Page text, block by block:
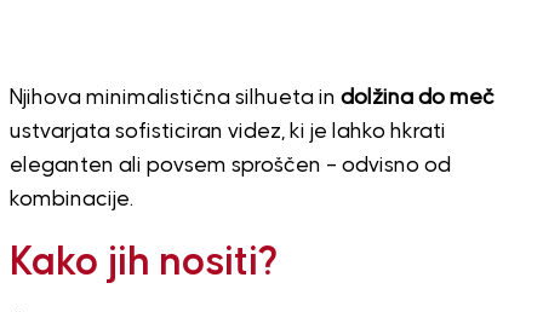
Njihova minimalistična silhueta in dolžina do meč
ustvarjata sofisticiran videz, ki je lahko hkrati
eleganten ali povsem sproščen – odvisno od
kombinacije.
Kako jih nositi?